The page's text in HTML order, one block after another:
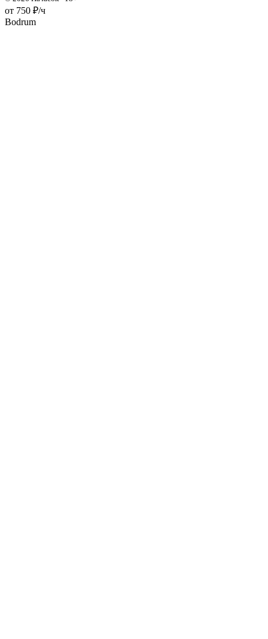
от 750 ₽/ч
Bodrum